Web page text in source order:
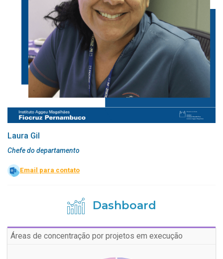
Laura Gil
Chefe do departamento
Email para contato
Dashboard
Áreas de concentração por projetos em execução